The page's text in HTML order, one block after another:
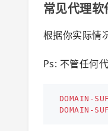
常见代理
根据你实际情
Ps: 不管任何
DOMAIN-
DOMAIN-